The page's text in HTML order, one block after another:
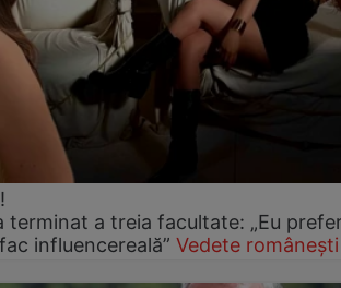
terminat a treia facultate: „Eu
influencereală” Vedete românești